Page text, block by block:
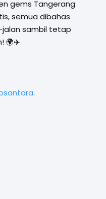
gems Tangerang
semua dibahas
sambil tetap
🌍✈️